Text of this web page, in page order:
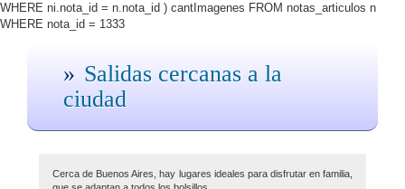
WHERE ni.nota_id = n.nota_id ) cantImagenes FROM notas_articulos n
WHERE nota_id = 1333
Salidas cercanas a la
ciudad
Cerca de Buenos Aires, hay lugares ideales para disfrutar en familia,